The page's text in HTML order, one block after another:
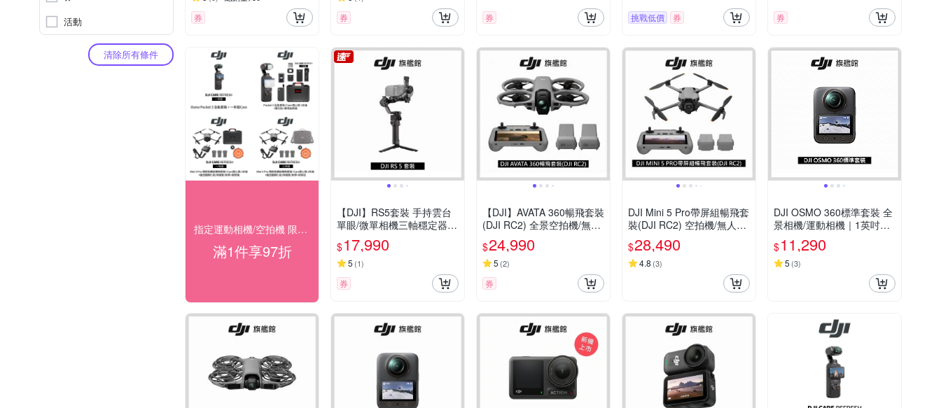
活動
清除所有條件
券 券 券 挑戰低價 券 券
指定運動相機/空拍機 限時活動97折◥ 下殺
滿1件享97折
【DJI】RS5套裝 手持雲台
單眼/微單相機三軸穩定器
｜增強智慧追蹤｜三軸微調
旋鈕調平更快
$17,990
5 (1)
券
【DJI】AVATA 360暢飛套裝
(DJI RC2) 全景空拍機/無人
機 ｜一英吋旗艦影像
$24,990
5 (2)
券
DJI Mini 5 Pro帶屏組暢飛套
裝(DJI RC2) 空拍機/無人機
｜一英吋大底
$28,490
4.8 (3)
DJI OSMO 360標準套裝 全
景相機/運動相機｜1英吋CM
OS｜內建105G記憶體
$11,290
5 (3)